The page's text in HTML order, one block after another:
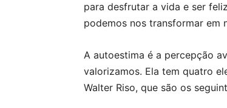
para desfrutar a vida e ser
podemos nos transformar em
A autoestima é a percepção
valorizamos. Ela tem quatro
Walter Riso, que são os